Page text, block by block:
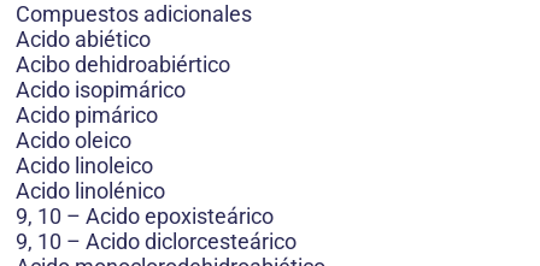
Compuestos adicionales
Acido abiético
Acibo dehidroabiértico
Acido isopimárico
Acido pimárico
Acido oleico
Acido linoleico
Acido linolénico
9, 10 – Acido epoxisteárico
9, 10 – Acido diclorcesteárico